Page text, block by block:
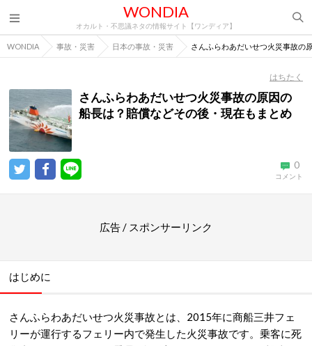
WONDIA
オカルト・不思議ネタの情報サイト【ワンディア】
WONDIA 事故・災害 日本の事故・災害 さんふらわあだいせつ火災事故の
はちたく
さんふらわあだいせつ火災事故の原因の
船長は？賠償などその後・現在もまとめ
0
コメント
広告 / スポンサーリンク
はじめに
さんふらわあだいせつ火災事故とは、2015年に商船三井フェ
リーが運行するフェリー内で発生した火災事故です。乗客に死